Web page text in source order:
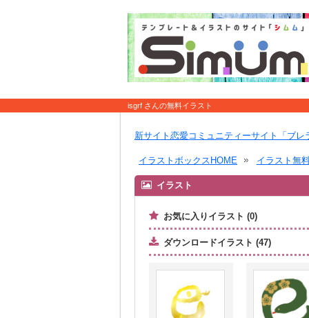
isgrf さんの無料イラスト
新サイト恋愛コミュニティーサイト「ブレ
イラストボックスHOME イラスト無
イラスト
お気に入りイラスト (0)
ダウンロードイラスト (47)